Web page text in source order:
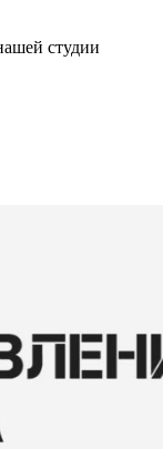
студии